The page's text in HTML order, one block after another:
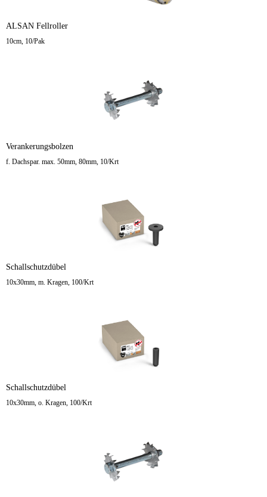
ALSAN Fellroller
10cm, 10/Pak
Verankerungsbolzen
f. Dachspar. max. 50mm, 80mm, 10/Krt
Schallschutzdübel
10x30mm, m. Kragen, 100/Krt
Schallschutzdübel
10x30mm, o. Kragen, 100/Krt